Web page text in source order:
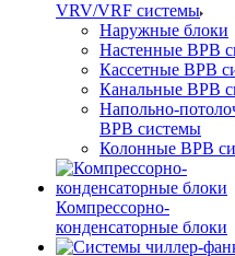
VRV/VRF системы
Наружные блоки
Настенные ВРВ
Кассетные ВРВ
Канальные ВРВ
Напольно-
ВРВ системы
Колонные ВРВ
Компрессорно-
конденсаторные блоки